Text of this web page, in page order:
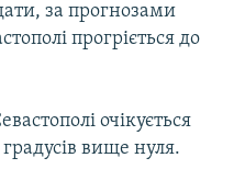
за прогнозами
прогріється до
очікується
вище нуля.